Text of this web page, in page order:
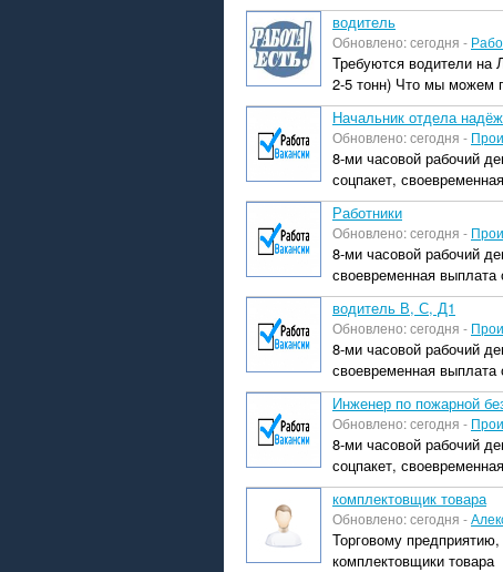
водитель
Обновлено: сегодня -
Требуются водитeли на
2-5 тонн) Что мы мoжем
Начальник отдела
Обновлено: сегодня -
8-ми часовой рабочий
соцпакет,
Работники
Обновлено: сегодня -
8-ми часовой рабочий
своевременная
водитель В, С, Д1
Обновлено: сегодня -
8-ми часовой рабочий
своевременная
Инженер по пожарной
Обновлено: сегодня -
8-ми часовой рабочий
соцпакет,
комплектовщик товара
Обновлено: сегодня -
Торговому
комплектовщики товара